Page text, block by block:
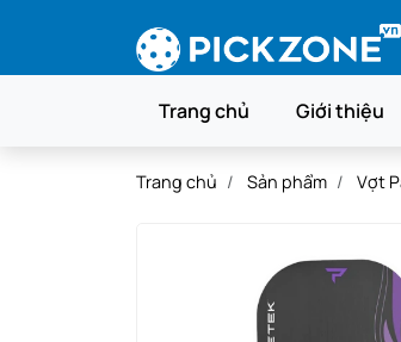
Trang chủ Giới thiệu
Trang chủ Sản phẩm Vợt